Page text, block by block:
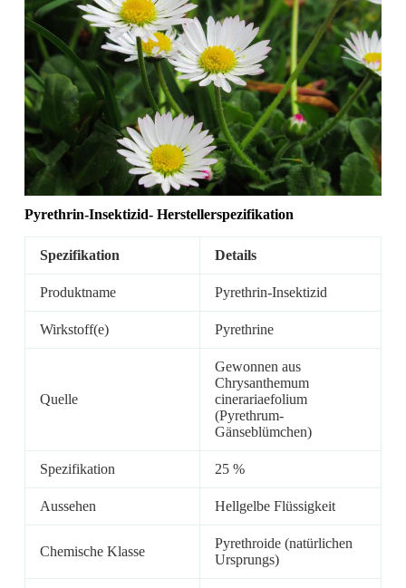
Pyrethrin-Insektizid- Herstellerspezifikation
Spezifikation Details
Produktname Pyrethrin-Insektizid
Wirkstoff(e) Pyrethrine
Quelle
Gewonnen aus
Chrysanthemum
cinerariaefolium
(Pyrethrum-
Gänseblümchen)
Spezifikation 25 %
Aussehen Hellgelbe Flüssigkeit
Chemische Klasse
Pyrethroide (natürlichen
Ursprungs)